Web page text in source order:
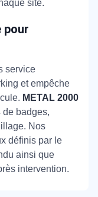
site.
pour
service
et empêche
METAL 2000
de badges,
Nos
définis par le
ainsi que
intervention.